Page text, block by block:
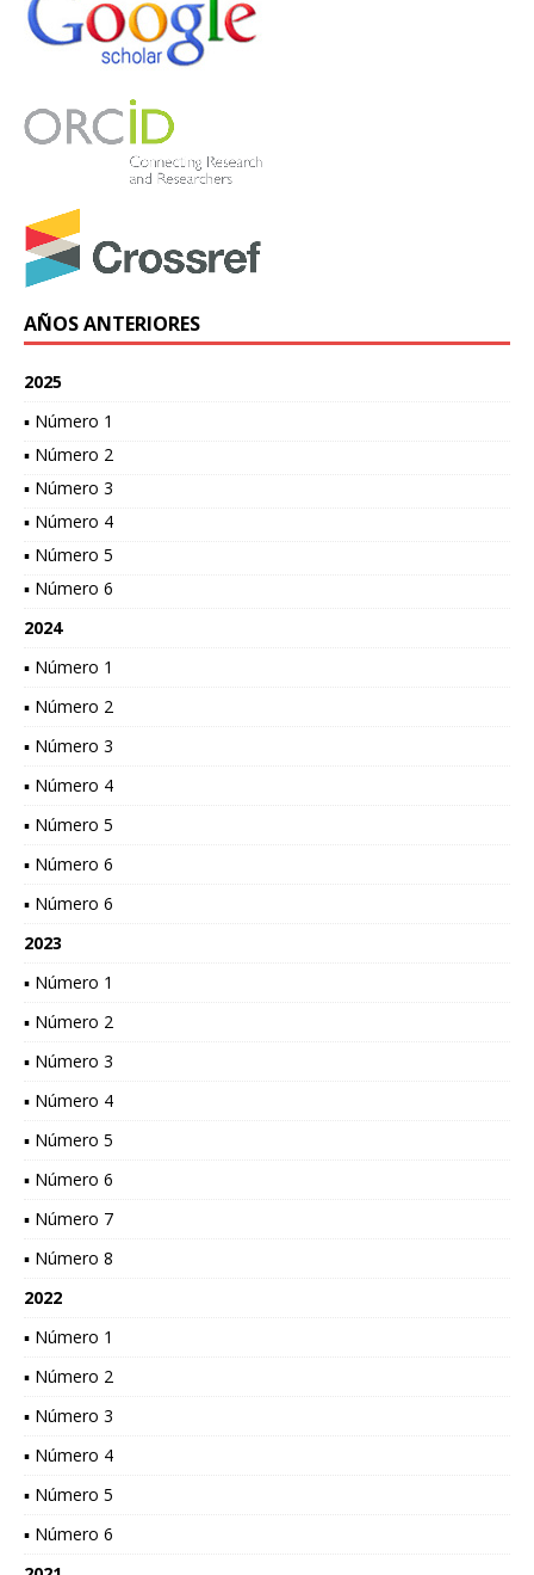
AÑOS ANTERIORES
2025
▪ Número 1
▪ Número 2
▪ Número 3
▪ Número 4
▪ Número 5
▪ Número 6
2024
▪ Número 1
▪ Número 2
▪ Número 3
▪ Número 4
▪ Número 5
▪ Número 6
▪ Número 6
2023
▪ Número 1
▪ Número 2
▪ Número 3
▪ Número 4
▪ Número 5
▪ Número 6
▪ Número 7
▪ Número 8
2022
▪ Número 1
▪ Número 2
▪ Número 3
▪ Número 4
▪ Número 5
▪ Número 6